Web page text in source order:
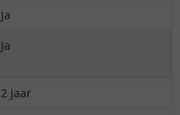
Ja
Ja
2 jaar